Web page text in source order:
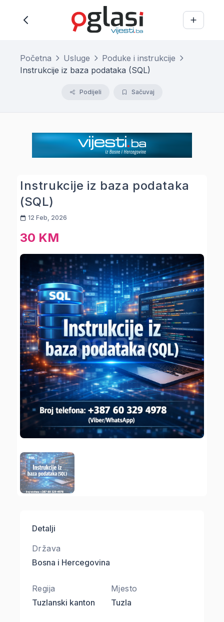
Početna Usluge
Poduke i instrukcije
Instrukcije iz baza podataka (SQL)
Podijeli Sačuvaj
Instrukcije iz baza podataka
(SQL)
12 Feb, 2026
30 KM
Detalji
Država
Bosna i Hercegovina
Regija
Tuzlanski kanton
Mjesto
Tuzla